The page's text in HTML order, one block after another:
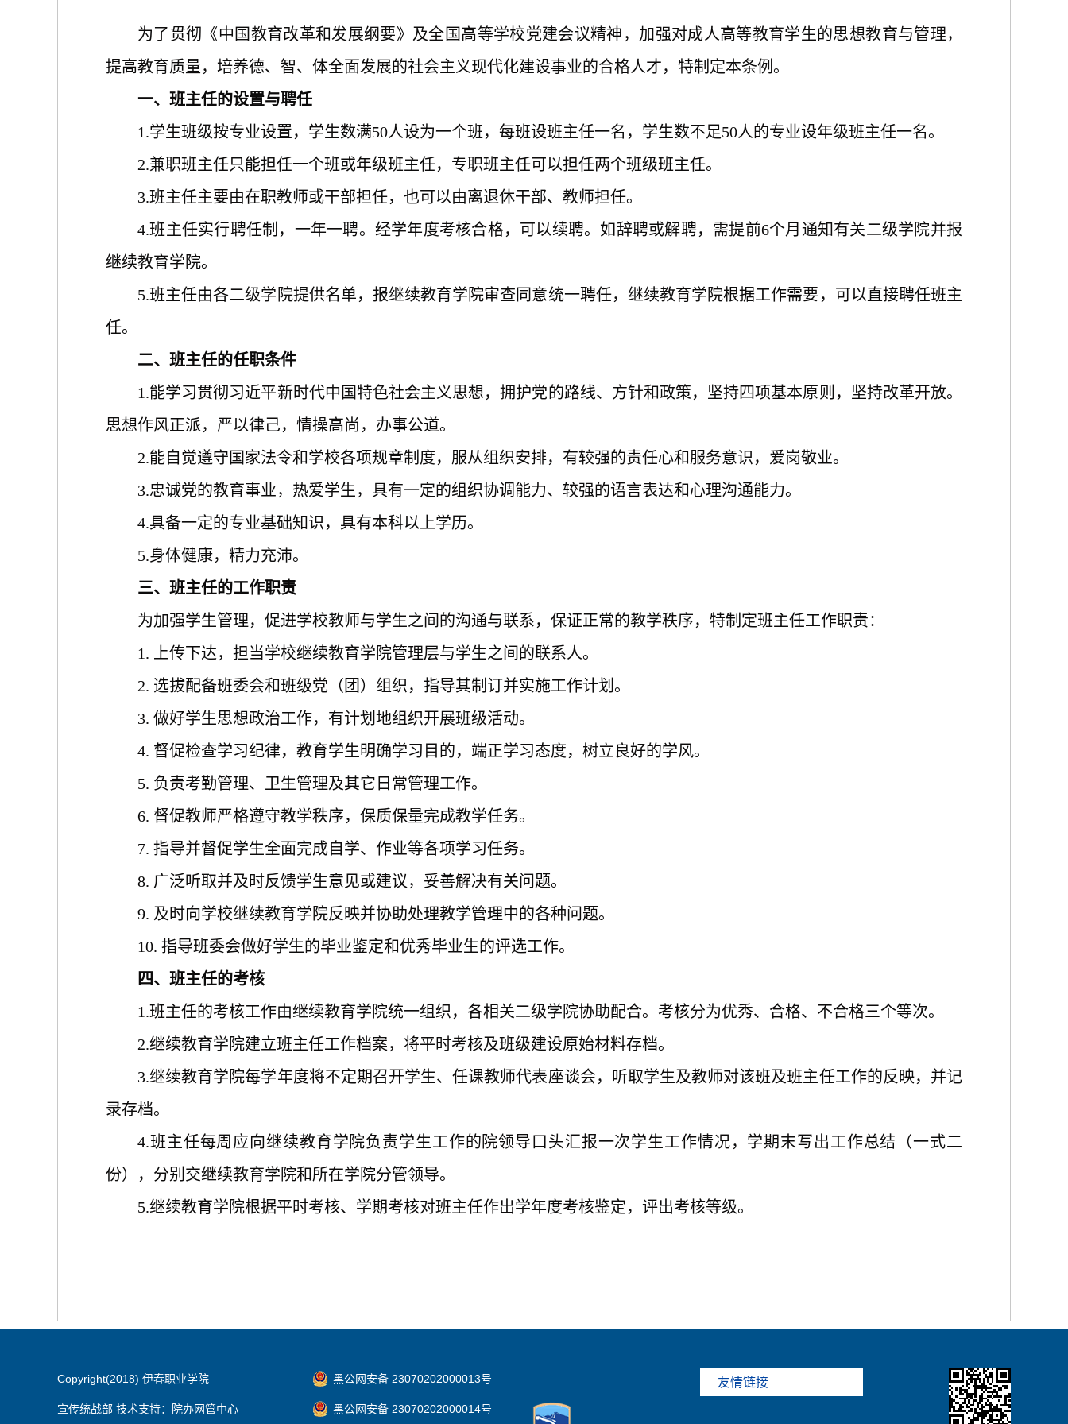
为了贯彻《中国教育改革和发展纲要》及全国高等学校党建会议精神，加强对成人高等教育学生的思想教育与管理，
提高教育质量，培养德、智、体全面发展的社会主义现代化建设事业的合格人才，特制定本条例。
一、班主任的设置与聘任
1.学生班级按专业设置，学生数满50人设为一个班，每班设班主任一名，学生数不足50人的专业设年级班主任一名。
2.兼职班主任只能担任一个班或年级班主任，专职班主任可以担任两个班级班主任。
3.班主任主要由在职教师或干部担任，也可以由离退休干部、教师担任。
4.班主任实行聘任制，一年一聘。经学年度考核合格，可以续聘。如辞聘或解聘，需提前6个月通知有关二级学院并报
继续教育学院。
5.班主任由各二级学院提供名单，报继续教育学院审查同意统一聘任，继续教育学院根据工作需要，可以直接聘任班主
任。
二、班主任的任职条件
1.能学习贯彻习近平新时代中国特色社会主义思想，拥护党的路线、方针和政策，坚持四项基本原则，坚持改革开放。
思想作风正派，严以律己，情操高尚，办事公道。
2.能自觉遵守国家法令和学校各项规章制度，服从组织安排，有较强的责任心和服务意识，爱岗敬业。
3.忠诚党的教育事业，热爱学生，具有一定的组织协调能力、较强的语言表达和心理沟通能力。
4.具备一定的专业基础知识，具有本科以上学历。
5.身体健康，精力充沛。
三、班主任的工作职责
为加强学生管理，促进学校教师与学生之间的沟通与联系，保证正常的教学秩序，特制定班主任工作职责：
1. 上传下达，担当学校继续教育学院管理层与学生之间的联系人。
2. 选拔配备班委会和班级党（团）组织，指导其制订并实施工作计划。
3. 做好学生思想政治工作，有计划地组织开展班级活动。
4. 督促检查学习纪律，教育学生明确学习目的，端正学习态度，树立良好的学风。
5. 负责考勤管理、卫生管理及其它日常管理工作。
6. 督促教师严格遵守教学秩序，保质保量完成教学任务。
7. 指导并督促学生全面完成自学、作业等各项学习任务。
8. 广泛听取并及时反馈学生意见或建议，妥善解决有关问题。
9. 及时向学校继续教育学院反映并协助处理教学管理中的各种问题。
10. 指导班委会做好学生的毕业鉴定和优秀毕业生的评选工作。
四、班主任的考核
1.班主任的考核工作由继续教育学院统一组织，各相关二级学院协助配合。考核分为优秀、合格、不合格三个等次。
2.继续教育学院建立班主任工作档案，将平时考核及班级建设原始材料存档。
3.继续教育学院每学年度将不定期召开学生、任课教师代表座谈会，听取学生及教师对该班及班主任工作的反映，并记
录存档。
4.班主任每周应向继续教育学院负责学生工作的院领导口头汇报一次学生工作情况，学期末写出工作总结（一式二
份），分别交继续教育学院和所在学院分管领导。
5.继续教育学院根据平时考核、学期考核对班主任作出学年度考核鉴定，评出考核等级。
Copyright(2018) 伊春职业学院
宣传统战部 技术支持：院办网管中心
黑公网安备 23070202000013号
黑公网安备 23070202000014号
友情链接